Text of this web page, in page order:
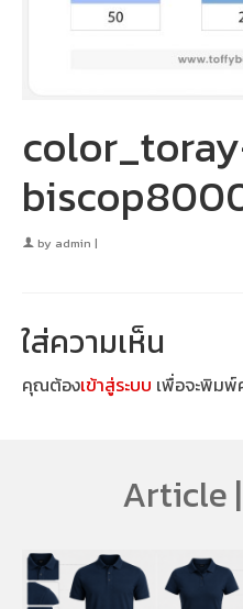
by admin |
ใส่ความเห็น
คุณต้องเข้าสู่ระบบ เพื่อจะพิมพ์
Article